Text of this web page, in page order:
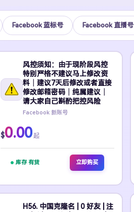
Facebook 蓝标号 Facebook 直播号
风控须知：由于现阶段风控
特别严格不建议马上修改资
料｜建议7天后修改或者直接
修改邮箱密码｜纯属建议｜
请大家自己斟酌把控风险
Facebook 新账号
$0.00起
库存 有货 立即购买
H56. 中国克隆名 | 0 好友 | 注